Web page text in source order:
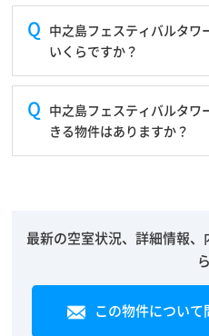
中之島フェスティバルタワ
いくらですか？
中之島フェスティバルタワ
きる物件はありますか？
最新の空室状況、詳細情報
ら
この物件について